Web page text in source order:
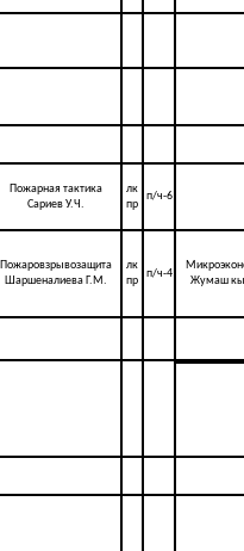
Пожарная тактика
Сариев У.Ч.
лк
пр
п/ч-6
Пожаровзрывозащита
Шаршеналиева Г.М.
лк
пр
п/ч-4
Жумаш